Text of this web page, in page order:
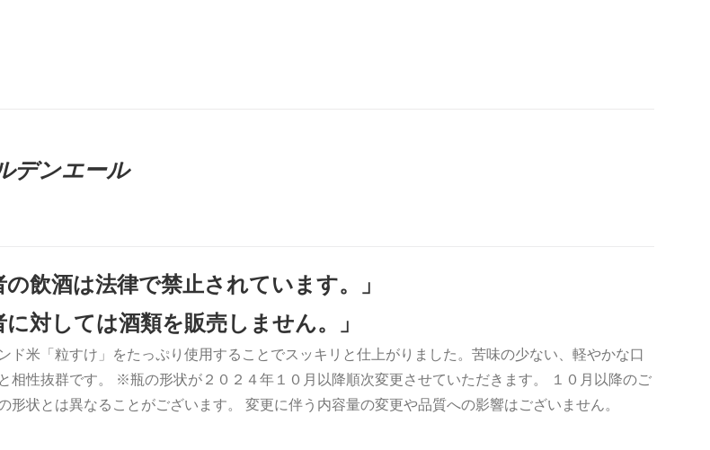
デンエール
の飲酒は法律で禁止されています。」
に対しては酒類を販売しません。」
ド米「粒すけ」をたっぷり使用することでスッキリと仕上がりました。苦味の少ない、軽やかな口
相性抜群です。 ※瓶の形状が２０２４年１０月以降順次変更させていただきます。 １０月以降のご
形状とは異なることがございます。 変更に伴う内容量の変更や品質への影響はございません。